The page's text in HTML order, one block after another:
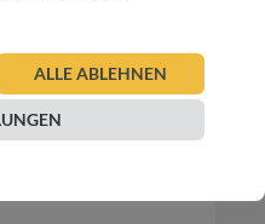
Sterntalerlauf
ALLE ABLEHNEN